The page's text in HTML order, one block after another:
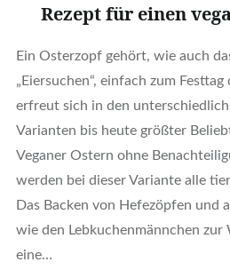
Rezept für einen
Ein Osterzopf gehört, wie auch
„Eiersuchen“, einfach zum
erfreut sich in den
Varianten bis heute größter
Veganer Ostern ohne
werden bei dieser Variante alle
Das Backen von Hefezöpfen und
wie den Lebkuchenmännchen zur
eine…